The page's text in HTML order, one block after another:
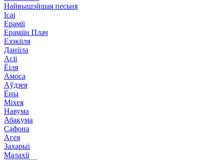
Найвышэйшая песьня
Ісаі
Ераміі
Ераміін Плач
Езэкііля
Данііла
Асіі
Ёіля
Амоса
Аўдзея
Ёны
Міхея
Навума
Абакума
Сафона
Агея
Захарыі
Малахіі